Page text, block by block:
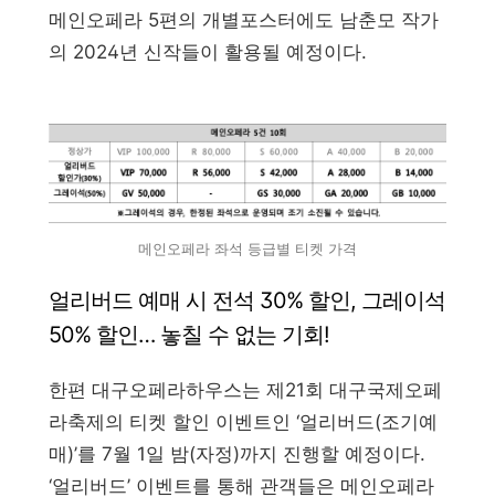
메인오페라 5편의 개별포스터에도 남춘모 작가
의 2024년 신작들이 활용될 예정이다.
메인오페라 좌석 등급별 티켓 가격
얼리버드 예매 시 전석 30% 할인, 그레이석
50% 할인… 놓칠 수 없는 기회!
한편 대구오페라하우스는 제21회 대구국제오페
라축제의 티켓 할인 이벤트인 ‘얼리버드(조기예
매)’를 7월 1일 밤(자정)까지 진행할 예정이다.
‘얼리버드’ 이벤트를 통해 관객들은 메인오페라